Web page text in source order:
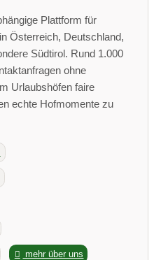
Plattform für
Österreich, Deutschland,
Südtirol. Rund 1.000
ohne
Urlaubshöfen faire
echte Hofmomente zu
mehr über uns